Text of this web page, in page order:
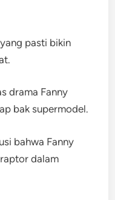
pasti bikin
drama Fanny
bak supermodel.
bahwa Fanny
dalam